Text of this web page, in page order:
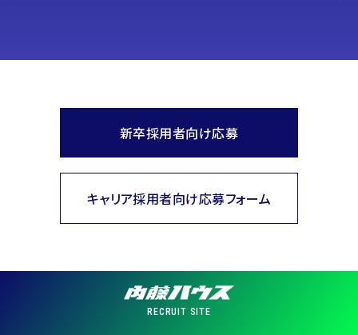
新卒採用者向け応募
キャリア採用者向け応募フォーム
RECRUIT SITE